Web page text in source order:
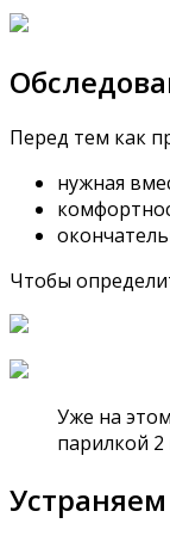
Перед тем как
нужная
Чтобы
Уже на
парилкой 2